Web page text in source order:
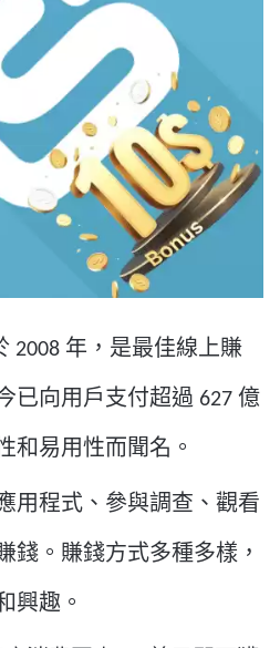
2008 年，是最佳線上賺
已向用戶支付超過 627 億
和易用性而聞名。
用程式、參與調查、觀看
錢。賺錢方式多種多樣，
興趣。